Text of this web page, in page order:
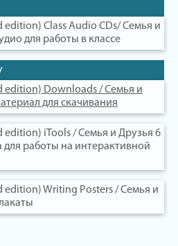
edition) Class Audio CDs/ Семья и
для работы в классе
edition) Downloads / Семья и
для скачивания
edition) iTools / Семья и Друзья 6
работы на интерактивной
edition) Writing Posters / Семья и